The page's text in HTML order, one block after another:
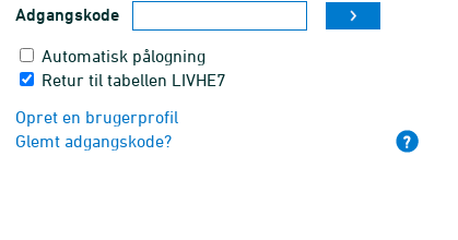
Adgangskode
Automatisk pålogning
Retur til tabellen LIVHE7
Opret en brugerprofil
Glemt adgangskode?